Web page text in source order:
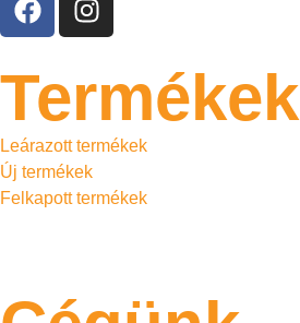
Termékek
Leárazott termékek
Új termékek
Felkapott termékek